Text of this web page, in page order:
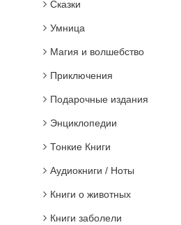
Сказки
Умница
Магия и волшебство
Приключения
Подарочные издания
Энциклопедии
Тонкие Книги
Аудиокниги / Ноты
Книги о животных
Книги заболели